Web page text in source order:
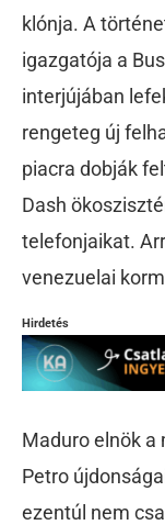
klónja. A
igazgatója a
interjújában
rengeteg új
piacra dobják
Dash
telefonjaikat.
venezuelai
Hirdetés
Maduro elnök a
Petro
ezentúl nem